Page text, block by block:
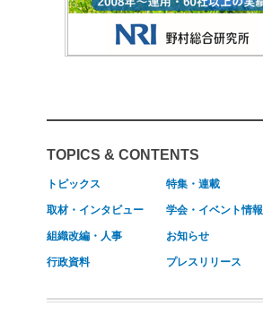
TOPICS & CONTENTS
トピックス 特集・連載
取材・インタビュー 学会・イベント情報
組織改編・人事 お知らせ
行政資料 プレスリリース